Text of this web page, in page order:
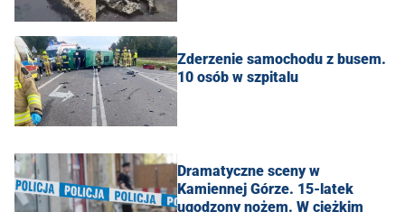
Zderzenie samochodu z busem.
10 osób w szpitalu
Dramatyczne sceny w
Kamiennej Górze. 15-latek
ugodzony nożem. W ciężkim